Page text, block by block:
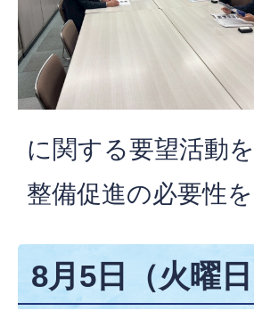
に関する要望活動
整備促進の必要性
8月5日（火曜日